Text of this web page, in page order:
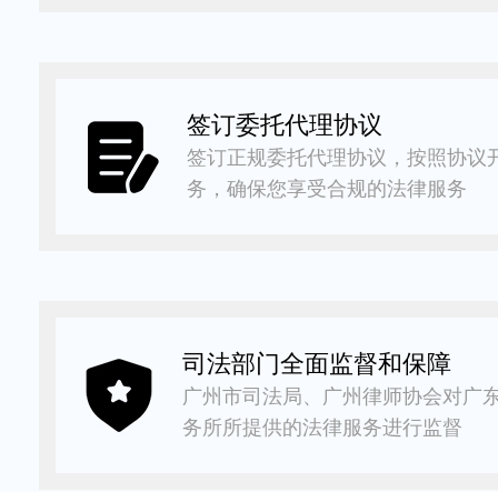
签订委托代理协议
签订正规委托代理协议，按照协议
务，确保您享受合规的法律服务
司法部门全面监督和保障
广州市司法局、广州律师协会对广
务所所提供的法律服务进行监督